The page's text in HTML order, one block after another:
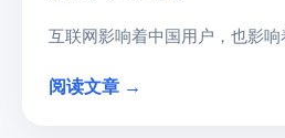
互联网影响着中国用户，也影响
阅读文章 →